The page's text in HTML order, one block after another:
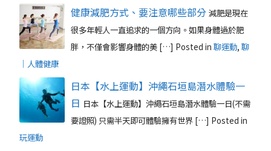
健康減肥方式、要注意哪些部分 減肥是現在
很多年輕人一直追求的一個方向。如果身體過於肥
胖，不僅會影響身體的美 […] Posted in 聊運動, 聊
｜人體健康
日本【水上運動】沖繩石垣島潛水體驗一
日 日本【水上運動】沖繩石垣島潛水體驗一日(不需
要證照) 只需半天即可體驗擁有世界 […] Posted in
玩運動